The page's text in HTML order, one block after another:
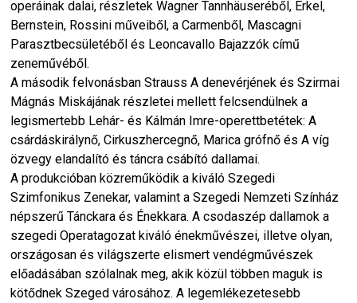
operáinak dalai, részletek Wagner Tannhäuseréből, Erkel,
Bernstein, Rossini műveiből, a Carmenből, Mascagni
Parasztbecsületéből és Leoncavallo Bajazzók című
zeneművéből.
A második felvonásban Strauss A denevérjének és Szirmai
Mágnás Miskájának részletei mellett felcsendülnek a
legismertebb Lehár- és Kálmán Imre-operettbetétek: A
csárdáskirálynő, Cirkuszhercegnő, Marica grófnő és A víg
özvegy elandalító és táncra csábító dallamai.
A produkcióban közreműködik a kiváló Szegedi
Szimfonikus Zenekar, valamint a Szegedi Nemzeti Színház
népszerű Tánckara és Énekkara. A csodaszép dallamok a
szegedi Operatagozat kiváló énekművészei, illetve olyan,
országosan és világszerte elismert vendégművészek
előadásában szólalnak meg, akik közül többen maguk is
kötődnek Szeged városához. A legemlékezetesebb